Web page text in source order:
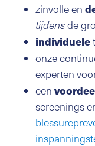
zinvolle en
tijdensde
individuele
onze
experten
een
screenings